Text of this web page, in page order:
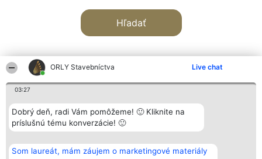
ORLY Stavebníctva Live chat
03:27
Dobrý deň, radi Vám pomôžeme! 🙂 Kliknite na
príslušnú tému konverzácie! 🙂
Som laureát, mám záujem o marketingové materiály
Hľadať
Organizátor hodnotenia
Bright Side Solutions sp. z o.
o. sp. k.
Wrocław 50-079
KRS 0000749100 | Regon
Hodnotenie
Laureáti
Lista
Laureatów
Podmienky
Kontakt
Kontakt